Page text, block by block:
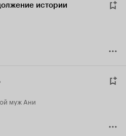
истории
муж Ани